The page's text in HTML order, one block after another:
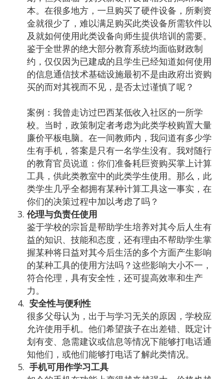
本。在很多地方，一旦购买了硬件设备，所剩资
金就很少了，难以满足购买此类设备所需软件以
及就如何使用此类设备向师生提供培训的需要。
鉴于全世界的绝大部分教育系统均面临财政制
约，仅仅因为已建成的且学生已经知道如何使用
的信息通信技术基础设施最初不是由政府出资购
买的而对其视而不见，是否太过谨慎了呢？
案例：我曾走访过巴西某低收入社区的一所学
校。当时，政策制定者考虑为此类学校购置大量
廉价平板电脑。在一间教师内，我问道有多少学
生有手机，答案是只有一名学生没有。我对随行
的教育官员说道：你们准备耗巨资购买掌上计算
工具，供此类教室中的此类学生使用。那么，此
类学生几乎全都拥有某种计算工具这一事实，在
你们的决策过程中加以考虑了吗？
伦理与负责任使用
鉴于学校的宗旨是帮助学生培养对其今后人生有
益的知识、技能和态度，还有理由不帮助学生掌
握某种将日益对其今后生活的多个方面产生影响
的某种工具的使用方法吗？这些影响大小不一，
符合伦理，具有安全性，还可提高效率和生产
力。
安全性与便利性
很多父母认为，出于与学习无关的原因，学校应
允许使用手机。他们希望孩子在出差错、既定计
划有变、急需建议或信息等情况下能够打电话通
知他们，或他们能够打电话了解此类情况。
手机可用作学习工具